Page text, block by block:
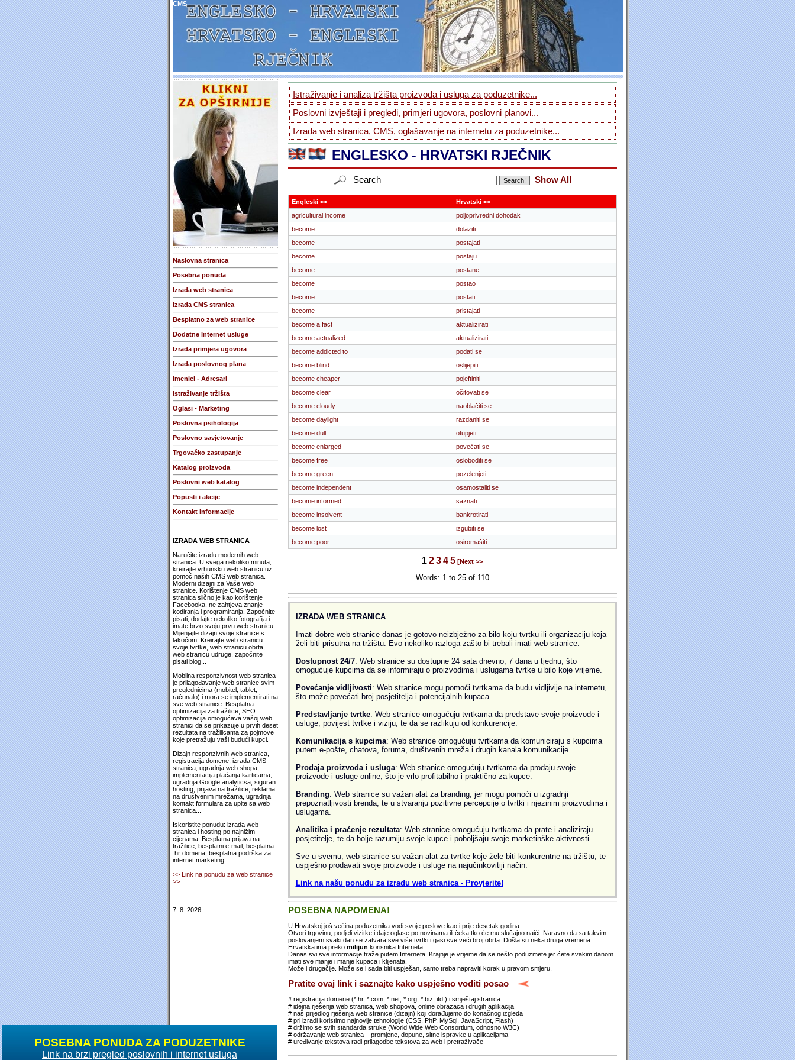
CMS
Naslovna stranica
Posebna ponuda
Izrada web stranica
Izrada CMS stranica
Besplatno za web stranice
Dodatne Internet usluge
Izrada primjera ugovora
Izrada poslovnog plana
Imenici - Adresari
Istraživanje tržišta
Oglasi - Marketing
Poslovna psihologija
Poslovno savjetovanje
Trgovačko zastupanje
Katalog proizvoda
Poslovni web katalog
Popusti i akcije
Kontakt informacije
IZRADA WEB STRANICA
Naručite izradu modernih web
stranica. U svega nekoliko minuta,
kreirajte vrhunsku web stranicu uz
pomoć naših CMS web stranica.
Moderni dizajni za Vaše web
stranice. Korištenje CMS web
stranica slično je kao korištenje
Facebooka, ne zahtjeva znanje
kodiranja i programiranja. Započnite
pisati, dodajte nekoliko fotografija i
imate brzo svoju prvu web stranicu.
Mijenjajte dizajn svoje stranice s
lakoćom. Kreirajte web stranicu
svoje tvrtke, web stranicu obrta,
web stranicu udruge, započnite
pisati blog...
Mobilna responzivnost web stranica
je prilagođavanje web stranice svim
preglednicima (mobitel, tablet,
računalo) i mora se implementirati na
sve web stranice. Besplatna
optimizacija za tražilice; SEO
optimizacija omogućava vašoj web
stranici da se prikazuje u prvih deset
rezultata na tražilicama za pojmove
koje pretražuju vaši budući kupci.
Dizajn responzivnih web stranica,
registracija domene, izrada CMS
stranica, ugradnja web shopa,
implementacija plaćanja karticama,
ugradnja Google analyticsa, siguran
hosting, prijava na tražilice, reklama
na društvenim mrežama, ugradnja
kontakt formulara za upite sa web
stranica...
Iskoristite ponudu: izrada web
stranica i hosting po najnižim
cijenama. Besplatna prijava na
tražilice, besplatni e-mail, besplatna
.hr domena, besplatna podrška za
internet marketing...
>> Link na ponudu za web stranice
>>
7. 8. 2026.
POSEBNA PONUDA ZA PODUZETNIKE
Link na brzi pregled poslovnih i internet usluga
Istraživanje i analiza tržišta proizvoda i usluga za poduzetnike...
Poslovni izvještaji i pregledi, primjeri ugovora, poslovni planovi...
Izrada web stranica, CMS, oglašavanje na internetu za poduzetnike...
ENGLESKO - HRVATSKI RJEČNIK
Search Show All
Engleski <>
Hrvatski <>
agricultural income
poljoprivredni dohodak
become
dolaziti
become
postajati
become
postaju
become
postane
become
postao
become
postati
become
pristajati
become a fact
aktualizirati
become actualized
aktualizirati
become addicted to
podati se
become blind
oslijepiti
become cheaper
pojeftiniti
become clear
očitovati se
become cloudy
naoblačiti se
become daylight
razdaniti se
become dull
otupjeti
become enlarged
povećati se
become free
osloboditi se
become green
pozelenjeti
become independent
osamostaliti se
become informed
saznati
become insolvent
bankrotirati
become lost
izgubiti se
become poor
osiromašiti
12345 [Next >>
Words: 1 to 25 of 110
IZRADA WEB STRANICA
Imati dobre web stranice danas je gotovo neizbježno za bilo koju tvrtku ili organizaciju koja
želi biti prisutna na tržištu. Evo nekoliko razloga zašto bi trebali imati web stranice:
Dostupnost 24/7: Web stranice su dostupne 24 sata dnevno, 7 dana u tjednu, što
omogućuje kupcima da se informiraju o proizvodima i uslugama tvrtke u bilo koje vrijeme.
Povećanje vidljivosti: Web stranice mogu pomoći tvrtkama da budu vidljivije na internetu,
što može povećati broj posjetitelja i potencijalnih kupaca.
Predstavljanje tvrtke: Web stranice omogućuju tvrtkama da predstave svoje proizvode i
usluge, povijest tvrtke i viziju, te da se razlikuju od konkurencije.
Komunikacija s kupcima: Web stranice omogućuju tvrtkama da komuniciraju s kupcima
putem e-pošte, chatova, foruma, društvenih mreža i drugih kanala komunikacije.
Prodaja proizvoda i usluga: Web stranice omogućuju tvrtkama da prodaju svoje
proizvode i usluge online, što je vrlo profitabilno i praktično za kupce.
Branding: Web stranice su važan alat za branding, jer mogu pomoći u izgradnji
prepoznatljivosti brenda, te u stvaranju pozitivne percepcije o tvrtki i njezinim proizvodima i
uslugama.
Analitika i praćenje rezultata: Web stranice omogućuju tvrtkama da prate i analiziraju
posjetitelje, te da bolje razumiju svoje kupce i poboljšaju svoje marketinške aktivnosti.
Sve u svemu, web stranice su važan alat za tvrtke koje žele biti konkurentne na tržištu, te
uspješno prodavati svoje proizvode i usluge na najučinkovitiji način.
Link na našu ponudu za izradu web stranica - Provjerite!
POSEBNA NAPOMENA!
U Hrvatskoj još većina poduzetnika vodi svoje poslove kao i prije desetak godina.
Otvori trgovinu, podjeli vizitke i daje oglase po novinama ili čeka tko će mu slučajno naići. Naravno da sa takvim
poslovanjem svaki dan se zatvara sve više tvrtki i gasi sve veći broj obrta. Došla su neka druga vremena.
Hrvatska ima preko milijun korisnika Interneta.
Danas svi sve informacije traže putem Interneta. Krajnje je vrijeme da se nešto poduzmete jer ćete svakim danom
imati sve manje i manje kupaca i klijenata.
Može i drugačije. Može se i sada biti uspješan, samo treba napraviti korak u pravom smjeru.
Pratite ovaj link i saznajte kako uspješno voditi posao
# registracija domene (*.hr, *.com, *.net, *.org, *.biz, itd.) i smještaj stranica
# idejna rješenja web stranica, web shopova, online obrazaca i drugih aplikacija
# naš prijedlog rješenja web stranice (dizajn) koji dorađujemo do konačnog izgleda
# pri izradi koristimo najnovije tehnologije (CSS, PhP, MySql, JavaScript, Flash)
# držimo se svih standarda struke (World Wide Web Consortium, odnosno W3C)
# održavanje web stranica – promjene, dopune, sitne ispravke u aplikacijama
# uređivanje tekstova radi prilagodbe tekstova za web i pretraživače